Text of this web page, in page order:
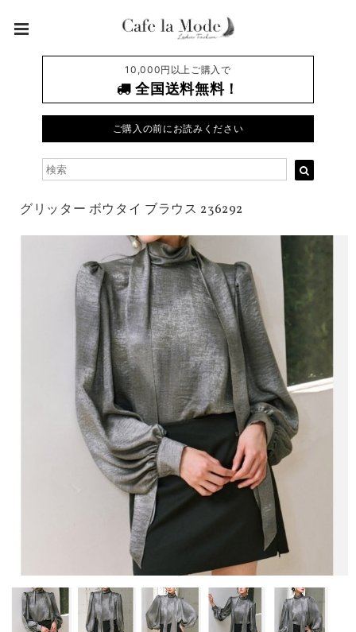
10,000円以上ご購入で
全国送料無料！
ご購入の前にお読みください
グリッター ボウタイ ブラウス 236292